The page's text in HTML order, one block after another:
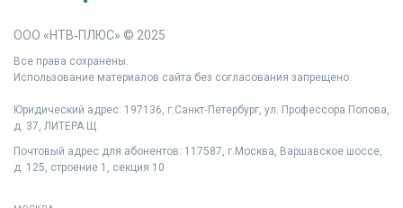
ООО «НТВ‑ПЛЮС» © 2025
Все права сохранены.
Использование материалов сайта без согласования запрещено.
Юридический адрес: 197136, г.Санкт‑Петербург, ул. Профессора Попова,
д. 37, ЛИТЕРА Щ
Почтовый адрес для абонентов: 117587, г.Москва, Варшавское шоссе,
д. 125, строение 1, секция 10